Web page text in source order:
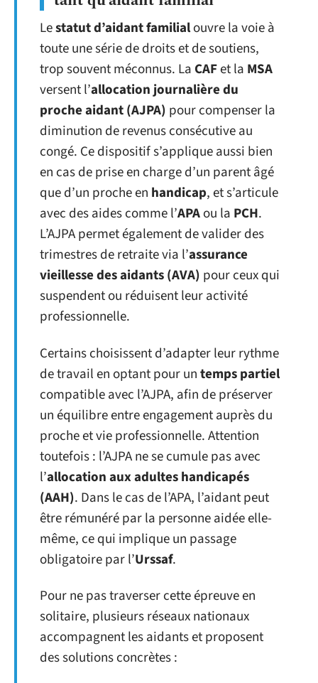
Lestatut d’aidant familialouvre la voie à
toute une série de droits et de soutiens,
trop souvent méconnus. La CAFet la MSA
versent l’allocation journalière du
proche aidant (AJPA) pour compenser la
diminution de revenus consécutive au
congé. Ce dispositif s’applique aussi bien
en cas de prise en charge d’un parent âgé
que d’un proche en handicap, et s’articule
avec des aides comme l’APAou la PCH.
L’AJPA permet également de valider des
trimestres de retraite via l’assurance
vieillesse des aidants (AVA) pour ceux qui
suspendent ou réduisent leur activité
professionnelle.
Certains choisissent d’adapter leur rythme
de travail en optant pour untemps partiel
compatible avec l’AJPA, afin de préserver
un équilibre entre engagement auprès du
proche et vie professionnelle. Attention
toutefois : l’AJPA ne se cumule pas avec
l’allocation aux adultes handicapés
(AAH). Dans le cas de l’APA, l’aidant peut
être rémunéré par la personne aidée elle-
même, ce qui implique un passage
obligatoire par l’Urssaf.
Pour ne pas traverser cette épreuve en
solitaire, plusieurs réseaux nationaux
accompagnent les aidants et proposent
des solutions concrètes :